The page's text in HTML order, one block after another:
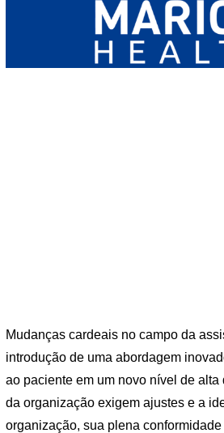
Mudanças cardeais no campo da
introdução de uma abordagem
ao paciente em um novo nível de
da organização exigem ajustes e a
organização, sua plena